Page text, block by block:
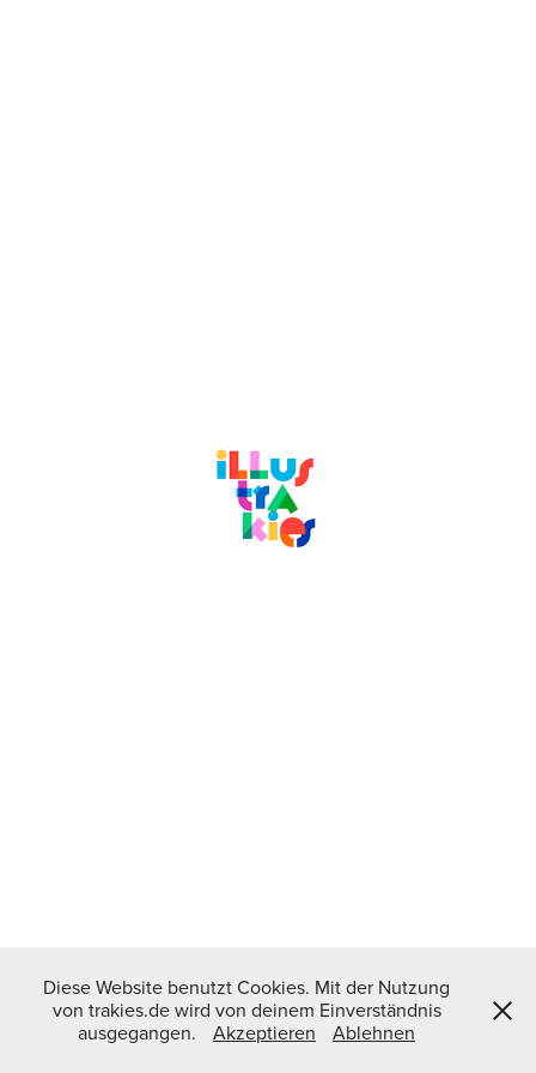
Diese Website benutzt Cookies. Mit der Nutzung
von trakies.de wird von deinem Einverständnis
ausgegangen.
Akzeptieren Ablehnen